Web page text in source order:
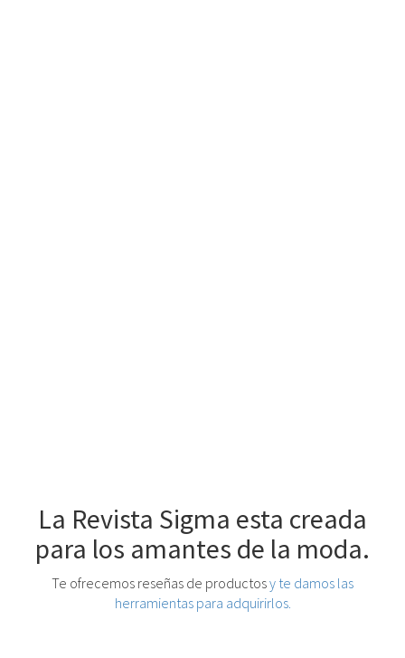
La Revista Sigma esta creada
para los amantes de la moda.
Te ofrecemos reseñas de productosy te damos las
herramientas para adquirirlos.